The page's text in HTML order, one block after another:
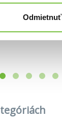
Odmietnuť